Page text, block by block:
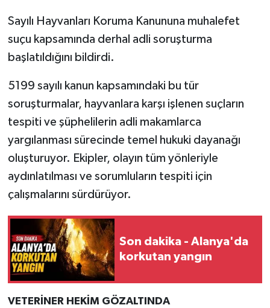
Sayılı Hayvanları Koruma Kanununa muhalefet
suçu kapsamında derhal adli soruşturma
başlatıldığını bildirdi.
5199 sayılı kanun kapsamındaki bu tür
soruşturmalar, hayvanlara karşı işlenen suçların
tespiti ve şüphelilerin adli makamlarca
yargılanması sürecinde temel hukuki dayanağı
oluşturuyor. Ekipler, olayın tüm yönleriyle
aydınlatılması ve sorumluların tespiti için
çalışmalarını sürdürüyor.
Son dakika - Alanya'da
korkutan yangın
VETERİNER HEKİM GÖZALTINDA